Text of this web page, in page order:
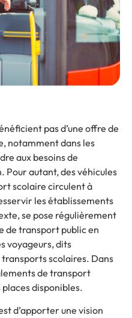
pas d’une offre de
notamment dans les
aux besoins de
Pour autant, des véhicules
scolaire circulent à
les établissements
se pose régulièrement
de transport public en
voyageurs, dits
transports scolaires. Dans
de transport
disponibles.
d’apporter une vision